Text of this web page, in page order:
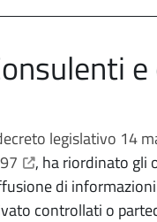
legislativo 14
apre il link in una
, ha riordinato gli
di
controllati o